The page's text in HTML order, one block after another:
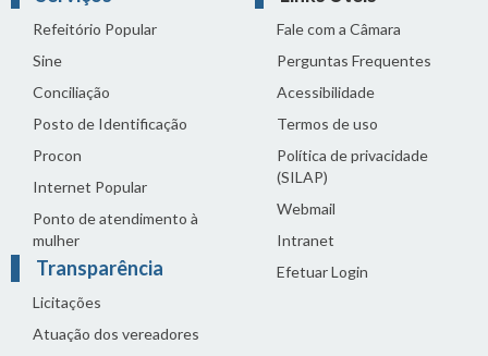
Refeitório Popular
Sine
Conciliação
Posto de Identificação
Procon
Internet Popular
Ponto de atendimento à
mulher
Transparência
Licitações
Atuação dos vereadores
Fale com a Câmara
Perguntas Frequentes
Acessibilidade
Termos de uso
Política de privacidade
(SILAP)
Webmail
Intranet
Efetuar Login